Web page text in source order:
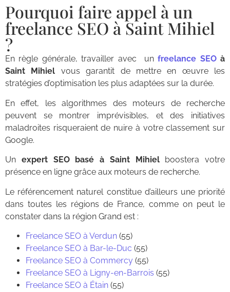
Pourquoi faire appel à un
freelance SEO à Saint Mihiel
?
En règle générale, travailler avec unfreelance SEOà
Saint Mihiel vous garantit de mettre en œuvre les
stratégies d’optimisation les plus adaptées sur la durée.
En effet, les algorithmes des moteurs de recherche
peuvent se montrer imprévisibles, et des initiatives
maladroites risqueraient de nuire à votre classement sur
Google.
Un expert SEO basé à Saint Mihielboostera votre
présence en ligne grâce aux moteurs de recherche.
Le référencement naturel constitue d’ailleurs une priorité
dans toutes les régions de France, comme on peut le
constater dans la région Grand est :
Freelance SEO à Verdun (55)
Freelance SEO à Bar-le-Duc (55)
Freelance SEO à Commercy (55)
Freelance SEO à Ligny-en-Barrois (55)
Freelance SEO à Étain (55)